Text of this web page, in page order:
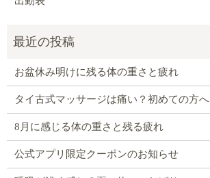
お盆休み明けに残る体の重さと疲れ
タイ古式マッサージは痛い？初めての方へ
8月に感じる体の重さと残る疲れ
公式アプリ限定クーポンのお知らせ